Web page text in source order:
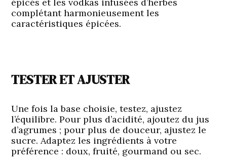
complétant harmonieusement les
caractéristiques épicées.
TESTER ET AJUSTER
Une fois la base choisie, testez, ajustez
l’équilibre. Pour plus d’acidité, ajoutez du jus
d’agrumes ; pour plus de douceur, ajustez le
sucre. Adaptez les ingrédients à votre
préférence : doux, fruité, gourmand ou sec.